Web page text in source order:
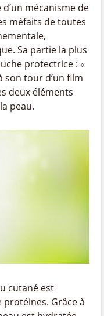
mécanisme de
méfaits de toutes
Sa partie la plus
protectrice : «
son tour d’un film
deux éléments
peau.
cutané est
protéines. Grâce à